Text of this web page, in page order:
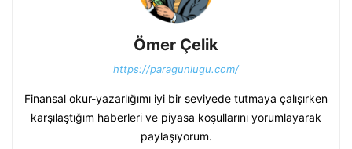
Ömer Çelik
https://paragunlugu.com/
Finansal okur-yazarlığımı iyi bir seviyede tutmaya çalışırken
karşılaştığım haberleri ve piyasa koşullarını yorumlayarak
paylaşıyorum.